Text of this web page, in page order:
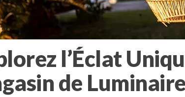
l’Éclat
de